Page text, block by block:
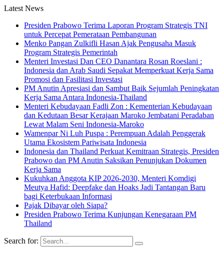
Latest News
Presiden Prabowo Terima Laporan Program Strategis TNI
untuk Percepat Pemerataan Pembangunan
Menko Pangan Zulkifli Hasan Ajak Pengusaha Masuk
Program Strategis Pemerintah
Menteri Investasi Dan CEO Danantara Rosan Roeslani :
Indonesia dan Arab Saudi Sepakat Memperkuat Kerja Sama
Promosi dan Fasilitasi Investasi
PM Anutin Apresiasi dan Sambut Baik Sejumlah Peningkatan
Kerja Sama Antara Indonesia-Thailand
Menteri Kebudayaan Fadli Zon : Kementerian Kebudayaan
dan Kedutaan Besar Kerajaan Maroko Jembatani Peradaban
Lewat Malam Seni Indonesia-Maroko
Wamenpar Ni Luh Puspa : Perempuan Adalah Penggerak
Utama Ekosistem Pariwisata Indonesia
Indonesia dan Thailand Perkuat Kemitraan Strategis, Presiden
Prabowo dan PM Anutin Saksikan Penunjukan Dokumen
Kerja Sama
Kukuhkan Anggota KIP 2026-2030, Menteri Komdigi
Meutya Hafid: Deepfake dan Hoaks Jadi Tantangan Baru
bagi Keterbukaan Informasi
Pajak Dibayar oleh Siapa?
Presiden Prabowo Terima Kunjungan Kenegaraan PM
Thailand
Search for: